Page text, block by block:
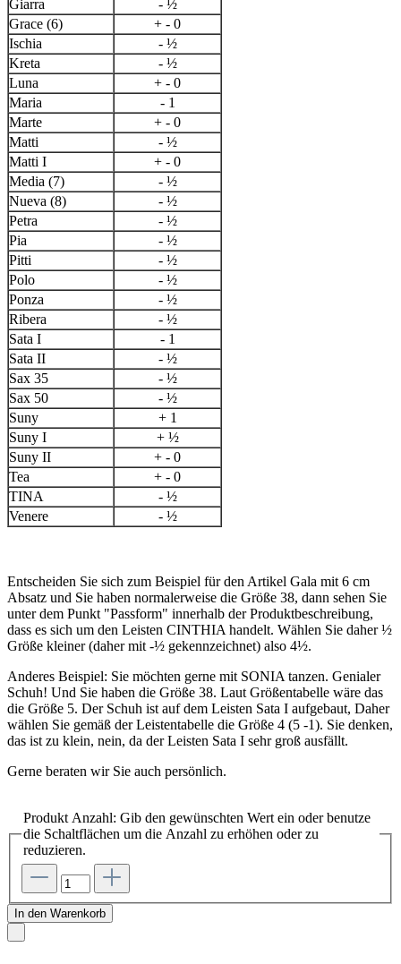
Giarra
- ½
Grace (6)
+ - 0
Ischia
- ½
Kreta
- ½
Luna
+ - 0
Maria
- 1
Marte
+ - 0
Matti
- ½
Matti I
+ - 0
Media (7)
- ½
Nueva (8)
- ½
Petra
- ½
Pia
- ½
Pitti
- ½
Polo
- ½
Ponza
- ½
Ribera
- ½
Sata I
- 1
Sata II
- ½
Sax 35
- ½
Sax 50
- ½
Suny
+ 1
Suny I
+ ½
Suny II
+ - 0
Tea
+ - 0
TINA
- ½
Venere
- ½
Entscheiden Sie sich zum Beispiel für den Artikel Gala mit 6 cm
Absatz und Sie haben normalerweise die Größe 38, dann sehen Sie
unter dem Punkt "Passform" innerhalb der Produktbeschreibung,
dass es sich um den Leisten CINTHIA handelt. Wählen Sie daher ½
Größe kleiner (daher mit -½ gekennzeichnet) also 4½.
Anderes Beispiel: Sie möchten gerne mit SONIA tanzen. Genialer
Schuh! Und Sie haben die Größe 38. Laut Größentabelle wäre das
die Größe 5. Der Schuh ist auf dem Leisten Sata I aufgebaut, Daher
wählen Sie gemäß der Leistentabelle die Größe 4 (5 -1). Sie denken,
das ist zu klein, nein, da der Leisten Sata I sehr groß ausfällt.
Gerne beraten wir Sie auch persönlich.
Produkt Anzahl: Gib den gewünschten Wert ein oder benutze
die Schaltflächen um die Anzahl zu erhöhen oder zu
reduzieren.
In den Warenkorb